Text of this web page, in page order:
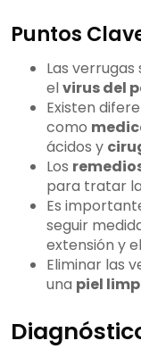
Puntos
Las
elvirus del
Existen
como
ácidos y
Los
para tratar
Es
seguir
extensión y el
Eliminar las
una piel